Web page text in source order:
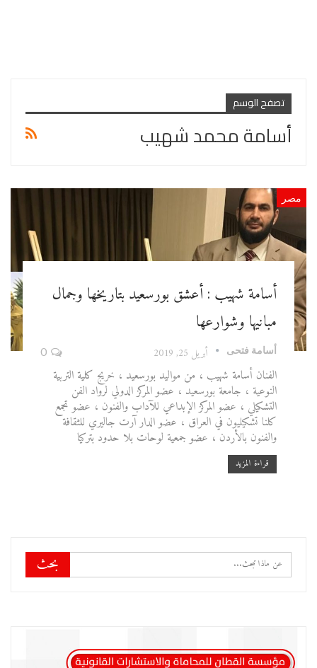
تصفح الوسم
أسامة محمد شهيب
مصر
أسامة شهيب : أعشق بورسعيد بتاريخها وجمال
مبانيها وشوارعها
أسامة فتحى أبريل 25, 2019 0
الفنان أسامة شهيب ، من مواليد بورسعيد ، خريج كلية التربية
النوعية ، جامعة بورسعيد ، عضو المركز الدولي لرواد الفن
التشكيلي ، عضو المركز الإبداعي للآداب والفنون ، عضو تجمع
كلنا تشكيليون في العراق ، عضو الدار آرت جاليري للثقافة
والفنون بالأردن ، عضو جمعية لوحات بلا حدود بتركيا
قراءة المزيد